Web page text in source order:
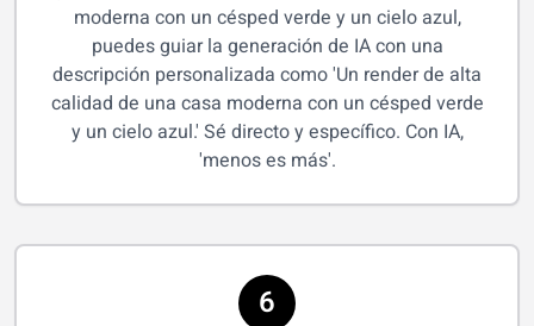
moderna con un césped verde y un cielo azul,
puedes guiar la generación de IA con una
descripción personalizada como 'Un render de alta
calidad de una casa moderna con un césped verde
y un cielo azul.' Sé directo y específico. Con IA,
'menos es más'.
6